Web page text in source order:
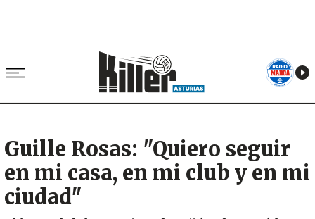
Guille Rosas: "Quiero seguir
en mi casa, en mi club y en mi
ciudad"